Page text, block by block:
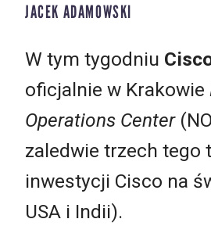
JACEK ADAMOWSKI
W tym tygodniu
oficjalnie w Krakowie
Operations Center
zaledwie trzech tego
inwestycji Cisco na
USA i Indii).